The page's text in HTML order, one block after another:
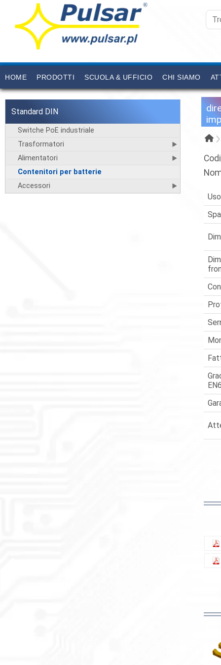
HOME PRODOTTI SCUOLA & UFFICIO CHI SIAMO
Standard DIN
Switche PoE industriale
Trasformatori
Alimentatori
Contenitori per batterie
Accessori
Uso